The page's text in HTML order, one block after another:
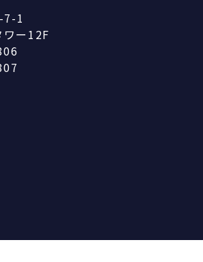
7-1
ワー12F